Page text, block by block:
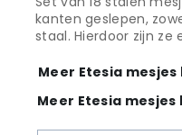
kanten geslepen,
staal. Hierdoor zijn
Meer Etesia
Meer Etesia